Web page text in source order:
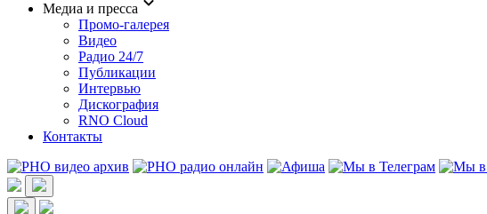
Медиа и пресса
Промо-галерея
Видео
Радио 24/7
Публикации
Интервью
Дискография
RNO Cloud
Контакты